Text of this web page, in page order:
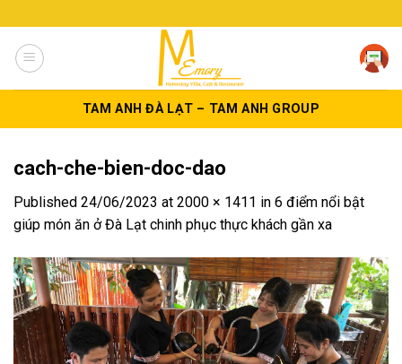
to
content
TAM ANH ĐÀ LẠT – TAM ANH GROUP
cach-che-bien-doc-dao
Published 24/06/2023 at 2000 × 1411 in 6 điểm nổi bật
giúp món ăn ở Đà Lạt chinh phục thực khách gần xa